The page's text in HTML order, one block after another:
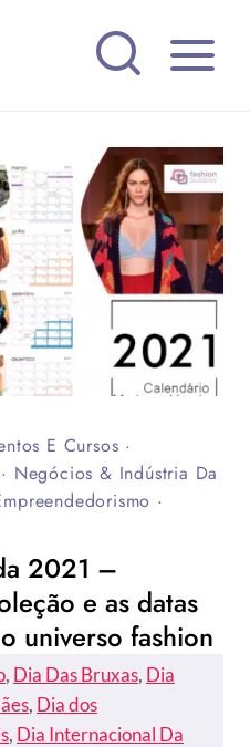
E Cursos ·
· Negócios & Indústria Da
·
2021 –
e as datas
universo fashion
, Dia Das Bruxas, Dia
, Dia dos
, Dia Internacional Da